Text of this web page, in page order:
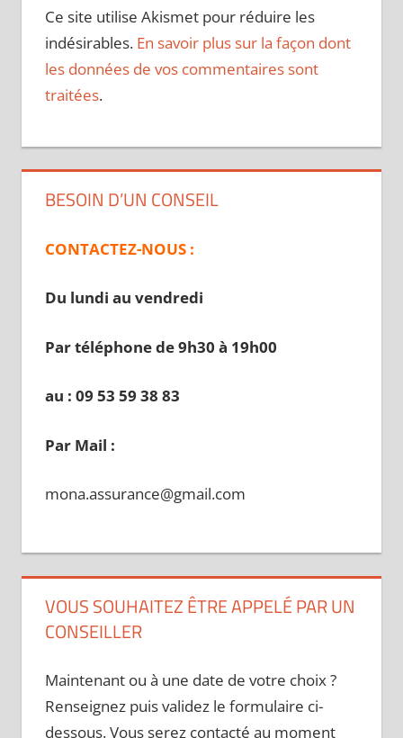
Ce site utilise Akismet pour réduire les
indésirables. En savoir plus sur la façon dont
les données de vos commentaires sont
traitées.
BESOIN D’UN CONSEIL
CONTACTEZ-NOUS :
Du lundi au vendredi
Par téléphone de 9h30 à 19h00
au : 09 53 59 38 83
Par Mail :
mona.assurance@gmail.com
VOUS SOUHAITEZ ÊTRE APPELÉ PAR UN
CONSEILLER
Maintenant ou à une date de votre choix ?
Renseignez puis validez le formulaire ci-
dessous. Vous serez contacté au moment